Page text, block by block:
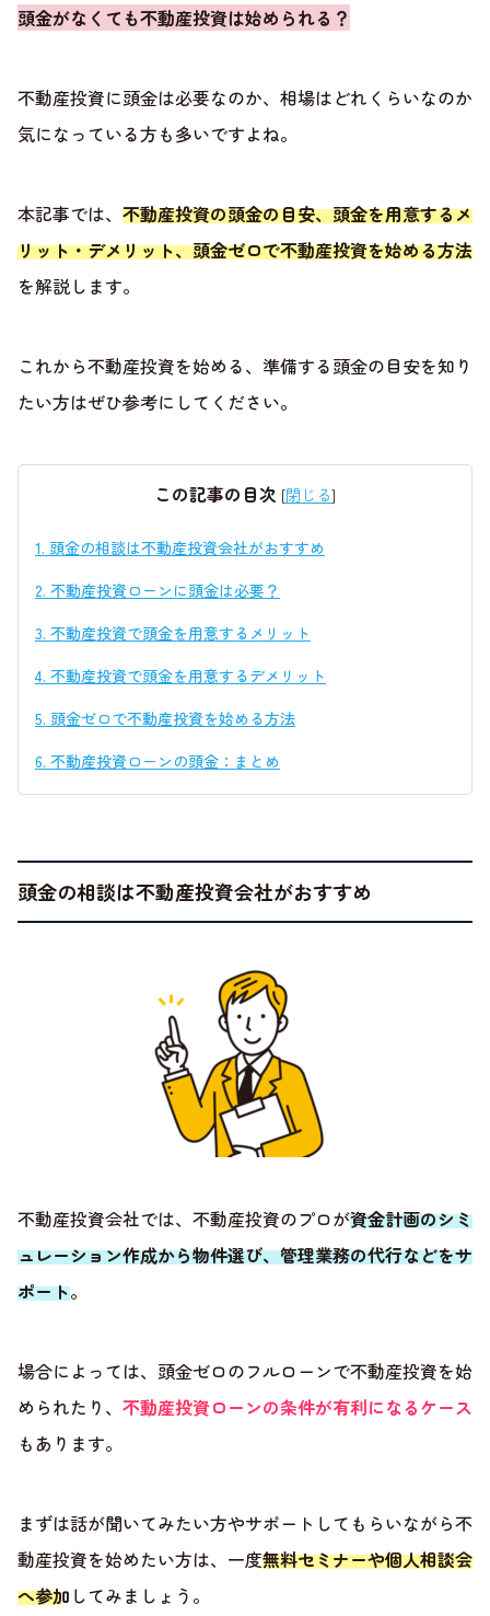
頭金がなくても不動産投資は始められる？
不動産投資に頭金は必要なのか、相場はどれくらいなのか
気になっている方も多いですよね。
本記事では、 不動産投資の頭金の目安、頭金を用意するメ
リット・デメリット、頭金ゼロで不動産投資を始める方法
を解説します。
これから不動産投資を始める、準備する頭金の目安を知り
たい方はぜひ参考にしてください。
この記事の目次 [閉じる]
1. 頭金の相談は不動産投資会社がおすすめ
2. 不動産投資ローンに頭金は必要？
3. 不動産投資で頭金を用意するメリット
4. 不動産投資で頭金を用意するデメリット
5. 頭金ゼロで不動産投資を始める方法
6. 不動産投資ローンの頭金：まとめ
頭金の相談は不動産投資会社がおすすめ
不動産投資会社では、不動産投資のプロが資金計画のシミ
ュレーション作成から物件選び、管理業務の代行などをサ
ポート。
場合によっては、頭金ゼロのフルローンで不動産投資を始
められたり、 不動産投資ローンの条件が有利になるケース
もあります。
まずは話が聞いてみたい方やサポートしてもらいながら不
動産投資を始めたい方は、一度無料セミナーや個人相談会
へ参加 してみましょう。